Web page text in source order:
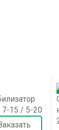
7-15 / 5-20